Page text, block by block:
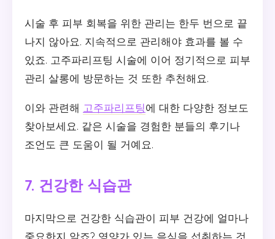
시술 후 피부 회복을 위한 관리는 한두 번으로 끝
나지 않아요. 지속적으로 관리해야 효과를 볼 수
있죠. 고주파리프팅 시술에 이어 정기적으로 피부
관리 살롱에 방문하는 것 또한 추천해요.
이와 관련해 고주파리프팅에 대한 다양한 정보도
찾아보세요. 같은 시술을 경험한 분들의 후기나
조언도 큰 도움이 될 거예요.
7. 건강한 식습관
마지막으로 건강한 식습관이 피부 건강에 얼마나
중요한지 알죠? 영양가 있는 음식을 섭취하는 것